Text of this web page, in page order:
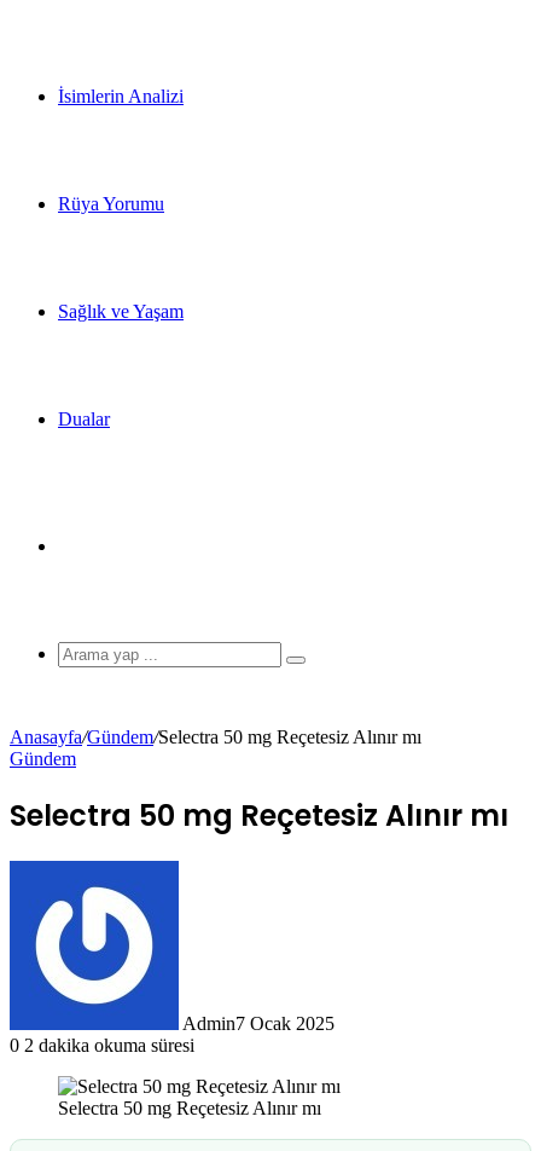
İsimlerin Analizi
Rüya Yorumu
Sağlık ve Yaşam
Dualar
görünümü
değiştir
Arama
Anasayfa/Gündem/Selectra 50 mg Reçetesiz Alınır mı
Gündem
Selectra 50 mg Reçetesiz Alınır mı
Admin7 Ocak 2025
0 2 dakika okuma süresi
Selectra 50 mg Reçetesiz Alınır mı